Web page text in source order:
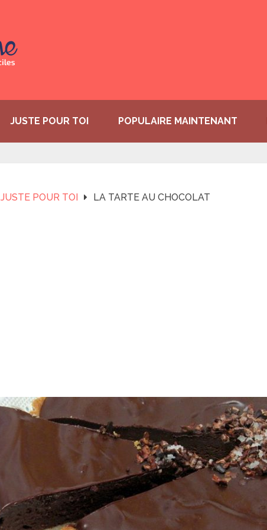
JUSTE POUR TOI POPULAIRE MAINTENANT
JUSTE POUR TOI LA TARTE AU CHOCOLAT